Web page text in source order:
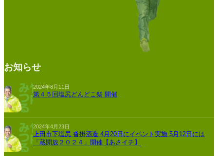
お知らせ
2024年8月11日
第４５回塩尻どんどこ祭 開催
2024年4月23日
上田市下塩尻 沓掛酒造 4月20日にイベント実施 5月12日には
「蔵開放２０２４」開催【あさイチ】